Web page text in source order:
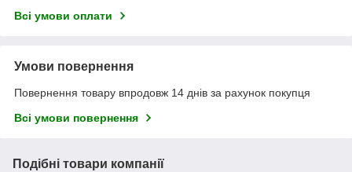
Всі умови оплати
Умови повернення
Повернення товару впродовж 14 днів за рахунок покупця
Всі умови повернення
Подібні товари компанії